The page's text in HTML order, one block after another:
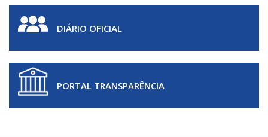
DIÁRIO OFICIAL
PORTAL TRANSPARÊNCIA